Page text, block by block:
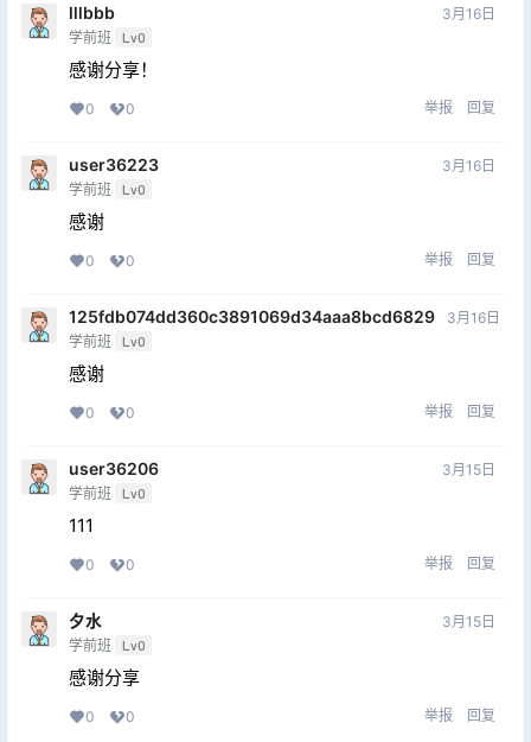
lllbbb
学前班 Lv0
3月16日
感谢分享！
0 0 举报 回复
user36223
学前班 Lv0
3月16日
感谢
0 0 举报 回复
125fdb074dd360c3891069d34aaa8bcd6829
学前班 Lv0
3月16日
感谢
0 0 举报 回复
user36206
学前班 Lv0
3月15日
111
0 0 举报 回复
夕水
学前班 Lv0
3月15日
感谢分享
0 0 举报 回复